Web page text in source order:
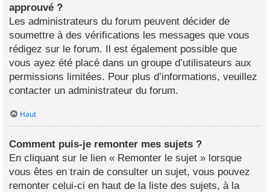
approuvé ?
Les administrateurs du forum peuvent décider de
soumettre à des vérifications les messages que vous
rédigez sur le forum. Il est également possible que
vous ayez été placé dans un groupe d’utilisateurs aux
permissions limitées. Pour plus d’informations, veuillez
contacter un administrateur du forum.
Haut
Comment puis-je remonter mes sujets ?
En cliquant sur le lien « Remonter le sujet » lorsque
vous êtes en train de consulter un sujet, vous pouvez
remonter celui-ci en haut de la liste des sujets, à la